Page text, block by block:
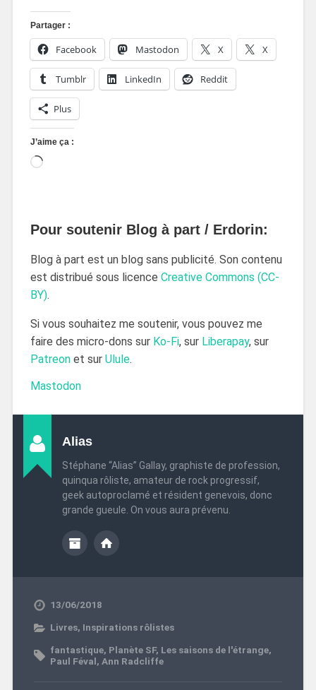
Partager :
Facebook Mastodon X X
Tumblr LinkedIn Reddit
Plus
J’aime ça :
Pour soutenir Blog à part / Erdorin:
Blog à part est un blog sans publicité. Son contenu
est distribué sous licence Creative Commons (CC-
BY).
Si vous souhaitez me soutenir, vous pouvez me
faire des micro-dons sur Ko-Fi, sur Liberapay, sur
Patreonet sur Ulule.
Mastodon
Alias
Stéphane “Alias” Gallay, graphiste de profession,
quinqua rôliste, amateur de rock progressif,
geek autoproclamé et résident genevois, donc
grande gueule. On vous aura prévenu.
13/06/2018
Livres, Inspirations rôlistes
fantastique, Planète SF, Les saisons de l'étrange,
Paul Féval, Ann Radcliffe